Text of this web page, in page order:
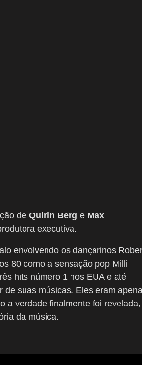
de Quirin Berg e Max
executiva.
envolvendo os dançarinos
80 como a sensação pop Milli
hits número 1 nos EUA e até
de suas músicas. Eles eram
a verdade finalmente foi
da música.